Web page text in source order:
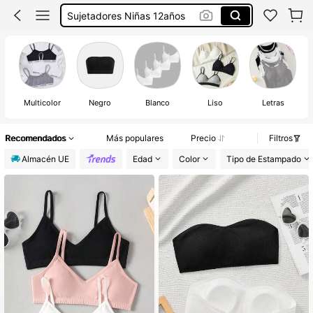
Top Niñas Sujetador
Sujetador Niña
Multicolor Negro Blanco Liso Letras
Recomendados Más populares Precio
Filtros
Almacén UE
Edad Color Tipo de Estampado